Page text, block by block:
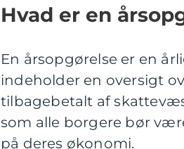
Hvad er en
En årsopgørelse er en
indeholder en oversigt
tilbagebetalt af
som alle borgere bør
på deres økonomi.